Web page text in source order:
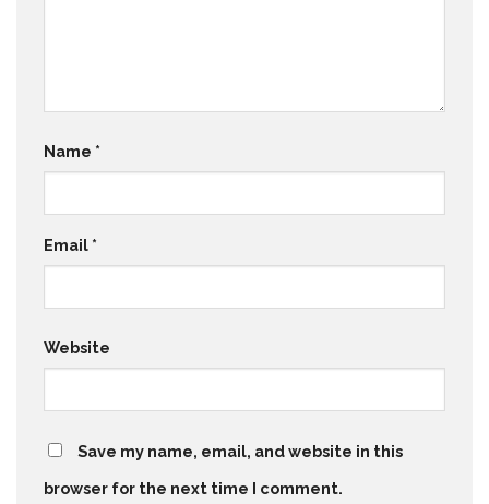
Name *
Email *
Website
Save my name, email, and website in this
browser for the next time I comment.